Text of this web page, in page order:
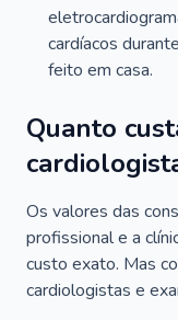
cardíacos
feito em casa.
Quanto
Os valores das
profissional e a
custo exato. Mas
cardiologistas e